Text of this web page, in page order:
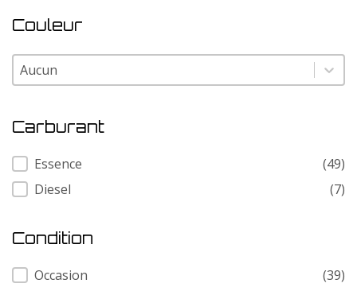
Couleur
Couleur
Couleur
Carburant
Carburant
Essence
(49)
Diesel
(7)
Condition
Condition
Occasion
(39)